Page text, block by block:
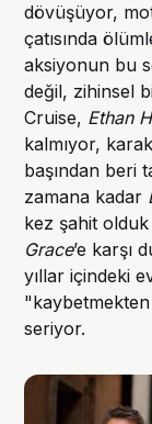
dövüşüyor,
çatısında
aksiyonun bu
değil, zihinsel
Cruise, Ethan
kalmıyor,
başından beri
zamana kadar
kez şahit
Grace’e karşı
yıllar içindeki
seriyor.